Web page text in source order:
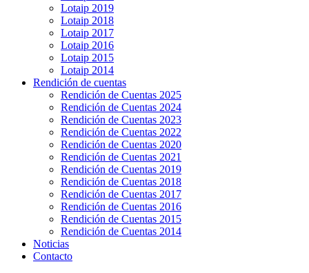
Lotaip 2019
Lotaip 2018
Lotaip 2017
Lotaip 2016
Lotaip 2015
Lotaip 2014
Rendición de cuentas
Rendición de Cuentas 2025
Rendición de Cuentas 2024
Rendición de Cuentas 2023
Rendición de Cuentas 2022
Rendición de Cuentas 2020
Rendición de Cuentas 2021
Rendición de Cuentas 2019
Rendición de Cuentas 2018
Rendición de Cuentas 2017
Rendición de Cuentas 2016
Rendición de Cuentas 2015
Rendición de Cuentas 2014
Noticias
Contacto